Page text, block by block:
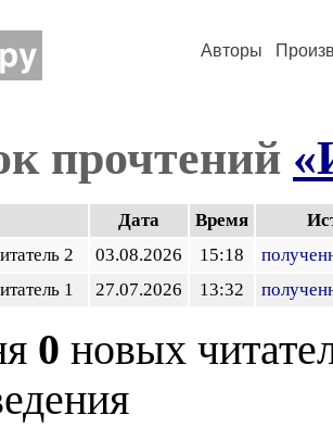
Авторы
прочтений
Дата Время
2
03.08.2026 15:18
1
27.07.2026 13:32
0 новых